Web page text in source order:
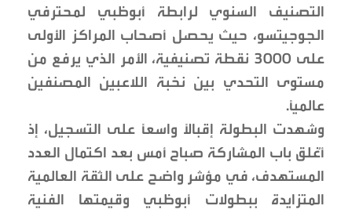
التصنيف السنوي لرابطة أبوظبي لمحترفي
الجوجيتسو، حيث يحصل أصحاب المراكز الأولى
على 3000 نقطة تصنيفية، الأمر الذي يرفع من
مستوى التحدي بين نخبة اللاعبين المصنفين
عالمياً.
وشهدت البطولة إقبالاً واسعاً على التسجيل، إذ
أُغلق باب المشاركة صباح أمس بعد اكتمال العدد
المستهدف، في مؤشر واضح على الثقة العالمية
المتزايدة ببطولات أبوظبي وقيمتها الفنية